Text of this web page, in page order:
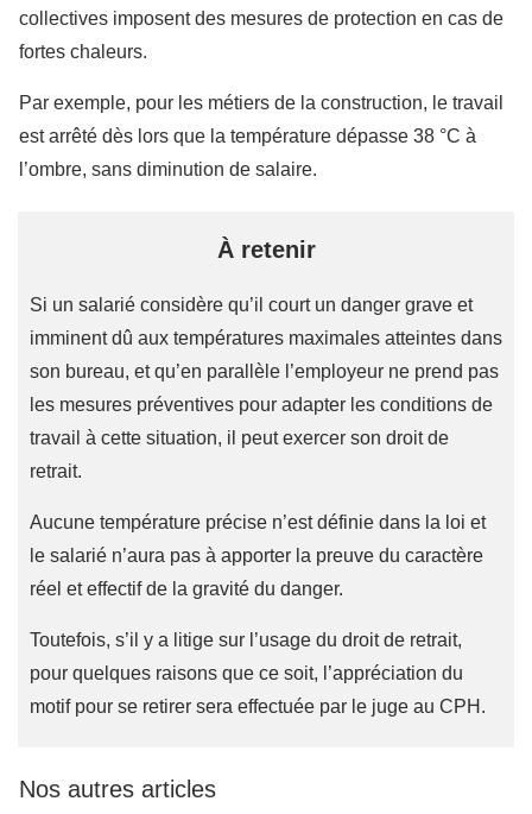
collectives imposent des mesures de protection en cas de
fortes chaleurs.
Par exemple, pour les métiers de la construction, le travail
est arrêté dès lors que la température dépasse 38 °C à
l’ombre, sans diminution de salaire.
À retenir
Si un salarié considère qu’il court un danger grave et
imminent dû aux températures maximales atteintes dans
son bureau, et qu’en parallèle l’employeur ne prend pas
les mesures préventives pour adapter les conditions de
travail à cette situation, il peut exercer son droit de
retrait.
Aucune température précise n’est définie dans la loi et
le salarié n’aura pas à apporter la preuve du caractère
réel et effectif de la gravité du danger.
Toutefois, s’il y a litige sur l’usage du droit de retrait,
pour quelques raisons que ce soit, l’appréciation du
motif pour se retirer sera effectuée par le juge au CPH.
Nos autres articles